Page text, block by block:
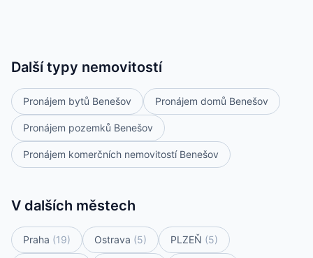
Další typy nemovitostí
Pronájem bytů Benešov Pronájem domů Benešov
Pronájem pozemků Benešov
Pronájem komerčních nemovitostí Benešov
V dalších městech
Praha (19) Ostrava (5) PLZEŇ (5)